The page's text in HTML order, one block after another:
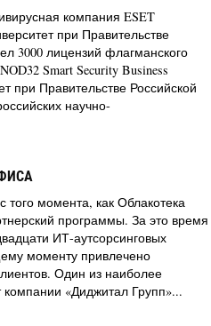
компания ESET
при Правительстве
3000 лицензий флагманского
Smart Security Business
при Правительстве Российской
научно-
момента, как Облакотека
программы. За это время
ИТ-аутсорсинговых
моменту привлечено
Один из наиболее
«Диджитал Групп»...